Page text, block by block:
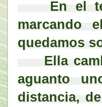
marcando
quedamos
aguanto
distancia,